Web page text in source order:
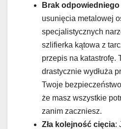
Brak
usunięcia metalowej
specjalistycznych
szlifierka kątowa z
przepis na katastrofę.
drastycznie wydłuża
Twoje
że masz wszystkie
zanim zaczniesz.
Zła kolejność cięcia: